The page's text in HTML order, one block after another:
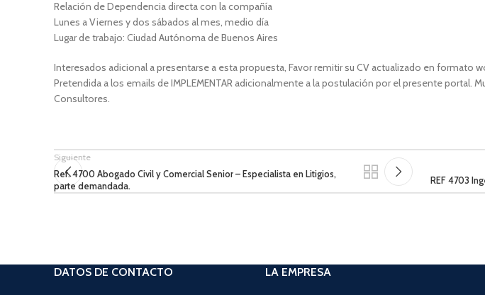
Relación de Dependencia directa con la compañía
Lunes a Viernes y dos sábados al mes, medio día
Lugar de trabajo: Ciudad Autónoma de Buenos Aires
Interesados adicional a presentarse a esta propuesta, Favor remitir su CV actualizado en formato
Pretendida a los emails de IMPLEMENTAR adicionalmente a la postulación por el presente portal.
Consultores.
Siguiente
Ref. 4700 Abogado Civil y Comercial Senior – Especialista en Litigios,
parte demandada.
REF 4703
DATOS DE CONTACTO LA EMPRESA